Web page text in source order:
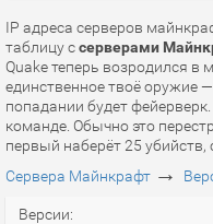
IP адреса серверов
таблицу ссерверами
Quake теперь возродился в
единственное твоё оружие
попадании будет
команде. Обычно это
первый наберёт 25 убийств,
Сервера Майнкрафт →
Версии: